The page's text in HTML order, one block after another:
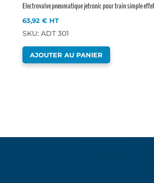
Electrovalve pneumatique jetronic pour train simple effet
63,92€ HT
SKU: ADT 301
AJOUTER AU PANIER